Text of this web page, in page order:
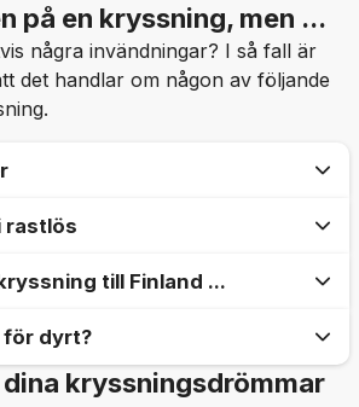
på en kryssning, men ...
några invändningar? I så fall är
det handlar om någon av följande
inte alls i så stor utsträckning
drygt 40 år och på väg ner
rastlös
alla som fastnat i känslan
från upplevelsen. Du kommer
semestern på kryssningsfartyget.
till Finland ...
bort, är den där
med vibrerande vinglas på
på smörgåsbordet och lite
för dyrt?
av kryssningar som dyra, men i
kryssningsdrömmar